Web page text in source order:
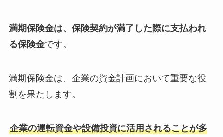
満期保険金は、保険契約が満了した際に支払われ
る保険金です。
満期保険金は、企業の資金計画において重要な役
割を果たします。
企業の運転資金や設備投資に活用されることが多